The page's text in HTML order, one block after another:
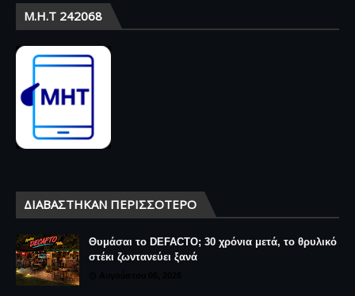
Μ.Η.Τ 242068
ΔΙΑΒΆΣΤΗΚΑΝ ΠΕΡΙΣΣΌΤΕΡΟ
Θυμάσαι το DEFACTO; 30 χρόνια μετά, το θρυλικό
στέκι ζωντανεύει ξανά